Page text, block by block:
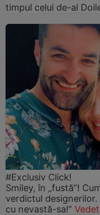
timpul celui de-al
#Exclusiv Click!
Smiley, în „fustă”!
verdictul
cu nevastă-sa!”